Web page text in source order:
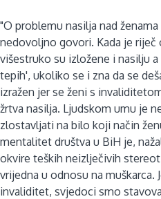
"O problemu nasilja nad
nedovoljno govori. Kada je riječ
višestruko su izložene i nasilju
tepih', ukoliko se i zna da se
izražen jer se ženi s
žrtva nasilja. Ljudskom umu je
zlostavljati na bilo koji način
mentalitet društva u BiH je,
okvire teških neizlječivih
vrijedna u odnosu na muškarca.
invaliditet, svjedoci smo